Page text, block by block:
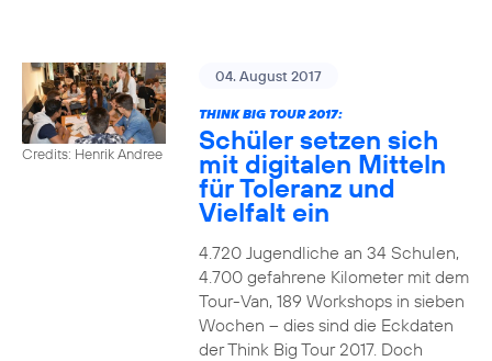
Credits: Henrik Andree
04. August 2017
THINK BIG TOUR 2017:
Schüler setzen sich
mit digitalen Mitteln
für Toleranz und
Vielfalt ein
4.720 Jugendliche an 34 Schulen,
4.700 gefahrene Kilometer mit dem
Tour-Van, 189 Workshops in sieben
Wochen – dies sind die Eckdaten
der Think Big Tour 2017. Doch